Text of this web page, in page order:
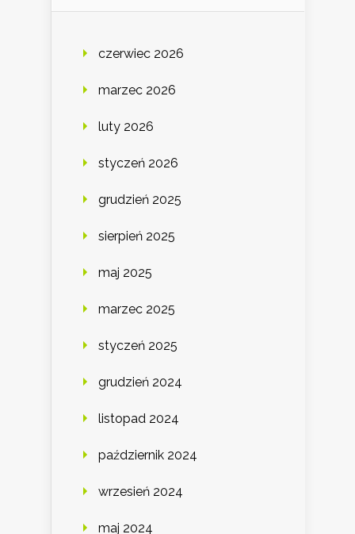
czerwiec 2026
marzec 2026
luty 2026
styczeń 2026
grudzień 2025
sierpień 2025
maj 2025
marzec 2025
styczeń 2025
grudzień 2024
listopad 2024
październik 2024
wrzesień 2024
maj 2024